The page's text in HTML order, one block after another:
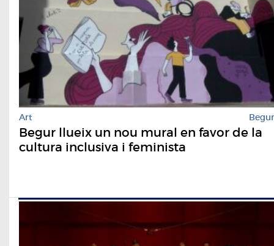
Art Begur
Begur llueix un nou mural en favor de la
cultura inclusiva i feminista